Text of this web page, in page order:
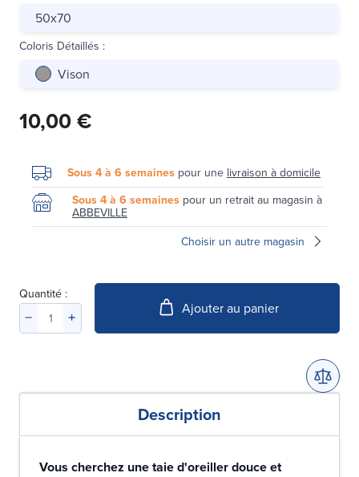
50x70
Coloris Détaillés :
Vison
10,00 €
Sous 4 à 6 semaines pour une livraison à domicile
Sous 4 à 6 semaines pour un retrait au magasin à
ABBEVILLE
Choisir un autre magasin
Quantité :
Ajouter au panier
Description
Vous cherchez une taie d'oreiller douce et